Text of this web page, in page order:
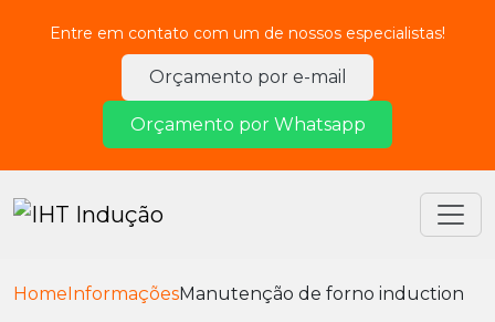
Entre em contato com um de nossos especialistas!
Orçamento por e-mail
Orçamento por Whatsapp
HomeInformaçõesManutenção de forno induction